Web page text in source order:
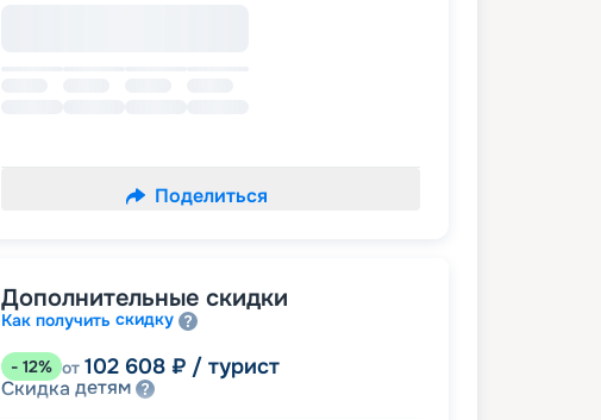
Поделиться
Дополнительные скидки
Как получить скидку
- 12% от 102 608 ₽ / турист
Скидка детям